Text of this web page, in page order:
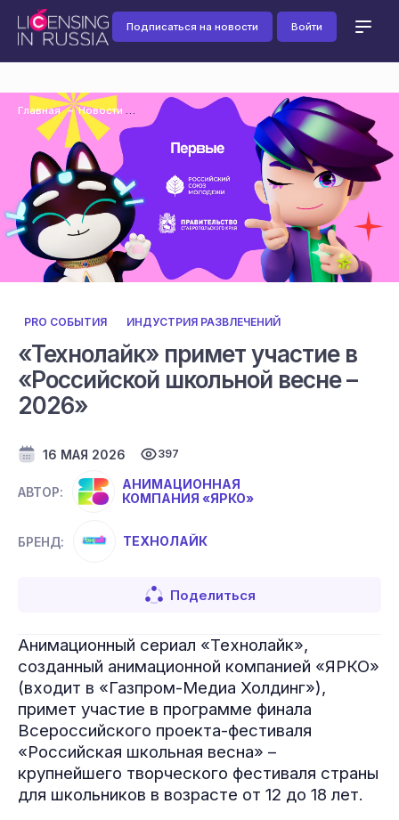
Подписаться на новости Войти
Главная Новости
PRO СОБЫТИЯ ИНДУСТРИЯ РАЗВЛЕЧЕНИЙ
«Технолайк» примет участие в
«Российской школьной весне –
2026»
16 МАЯ 2026 397
АВТОР:
АНИМАЦИОННАЯ
КОМПАНИЯ «ЯРКО»
БРЕНД: ТЕХНОЛАЙК
Поделиться
Анимационный сериал «Технолайк»,
созданный анимационной компанией «ЯРКО»
(входит в «Газпром-Медиа Холдинг»),
примет участие в программе финала
Всероссийского проекта-фестиваля
«Российская школьная весна» –
крупнейшего творческого фестиваля страны
для школьников в возрасте от 12 до 18 лет.